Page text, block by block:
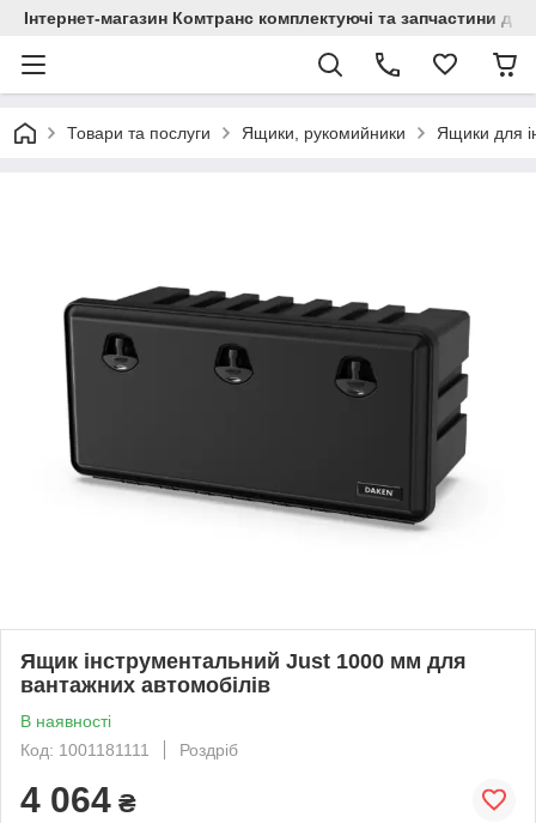
Інтернет-магазин Комтранс комплектуючі та запчастини
Товари та послуги Ящики, рукомийники Ящики для
Ящик інструментальний Just 1000 мм для
вантажних автомобілів
В наявності
Код: 1001181111
Роздріб
4 064 ₴